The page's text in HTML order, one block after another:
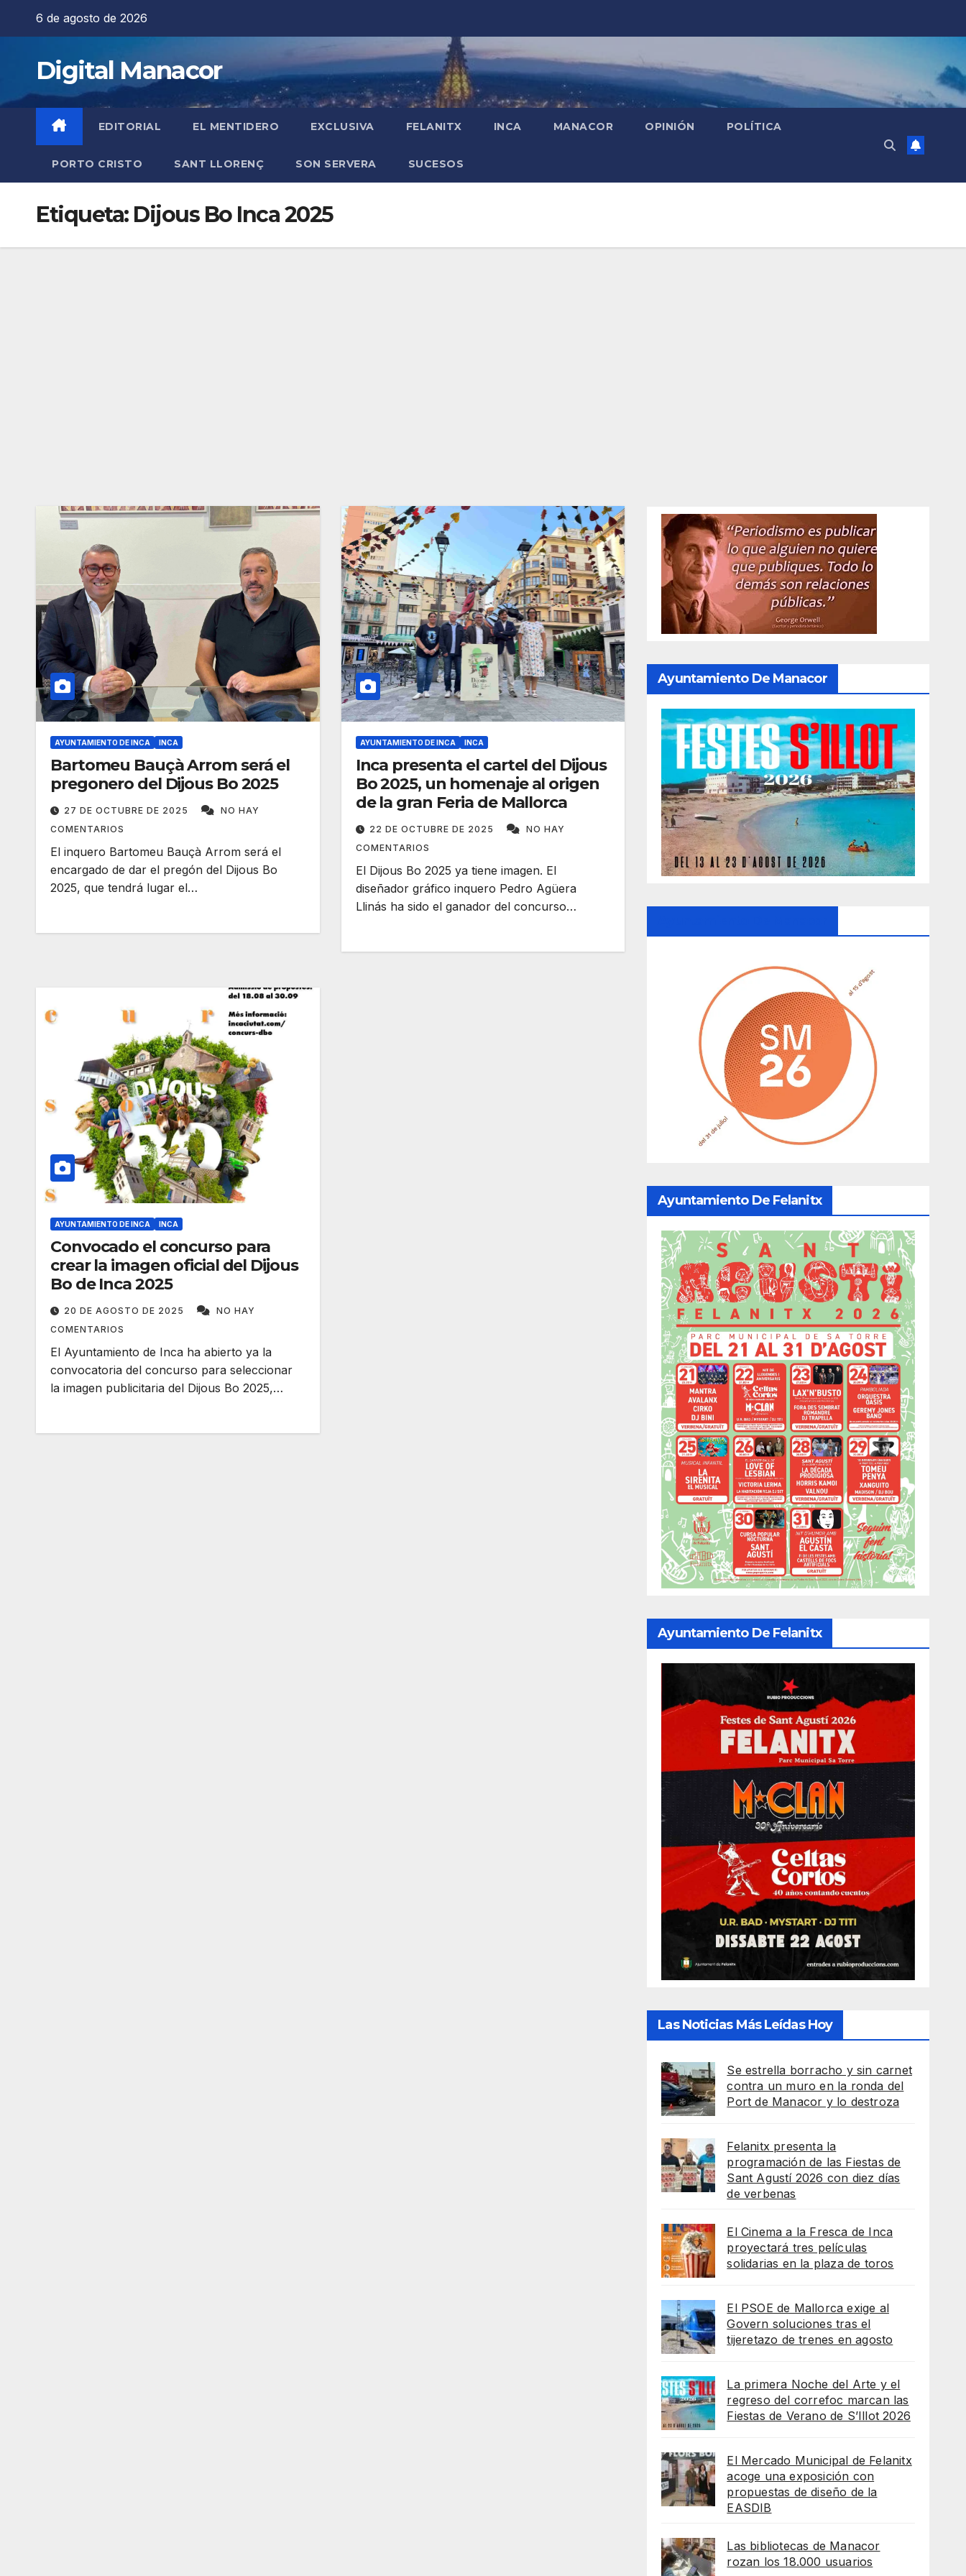
6 de agosto de 2026
Digital Manacor
EDITORIAL EL MENTIDERO EXCLUSIVA FELANITX INCA MANACOR OPINIÓN POLÍTICA
PORTO CRISTO SANT LLORENÇ SON SERVERA SUCESOS
Etiqueta: Dijous Bo Inca 2025
AYUNTAMIENTO DE INCA INCA
Bartomeu Bauçà Arrom será el
pregonero del Dijous Bo 2025
27 DE OCTUBRE DE 2025
NO HAY
COMENTARIOS
El inquero Bartomeu Bauçà Arrom será el
encargado de dar el pregón del Dijous Bo
2025, que tendrá lugar el…
AYUNTAMIENTO DE INCA INCA
Inca presenta el cartel del Dijous
Bo 2025, un homenaje al origen
de la gran Feria de Mallorca
22 DE OCTUBRE DE 2025
NO HAY
COMENTARIOS
El Dijous Bo 2025 ya tiene imagen. El
diseñador gráfico inquero Pedro Agüera
Llinás ha sido el ganador del concurso…
AYUNTAMIENTO DE INCA INCA
Convocado el concurso para
crear la imagen oficial del Dijous
Bo de Inca 2025
20 DE AGOSTO DE 2025
NO HAY
COMENTARIOS
El Ayuntamiento de Inca ha abierto ya la
convocatoria del concurso para seleccionar
la imagen publicitaria del Dijous Bo 2025,…
Ayuntamiento De Manacor
Ayuntamiento De Felanitx
Ayuntamiento De Felanitx
Las Noticias Más Leídas Hoy
Se estrella borracho y sin carnet
contra un muro en la ronda del
Port de Manacor y lo destroza
Felanitx presenta la
programación de las Fiestas de
Sant Agustí 2026 con diez días
de verbenas
El Cinema a la Fresca de Inca
proyectará tres películas
solidarias en la plaza de toros
El PSOE de Mallorca exige al
Govern soluciones tras el
tijeretazo de trenes en agosto
La primera Noche del Arte y el
regreso del correfoc marcan las
Fiestas de Verano de S’Illot 2026
El Mercado Municipal de Felanitx
acoge una exposición con
propuestas de diseño de la
EASDIB
Las bibliotecas de Manacor
rozan los 18.000 usuarios